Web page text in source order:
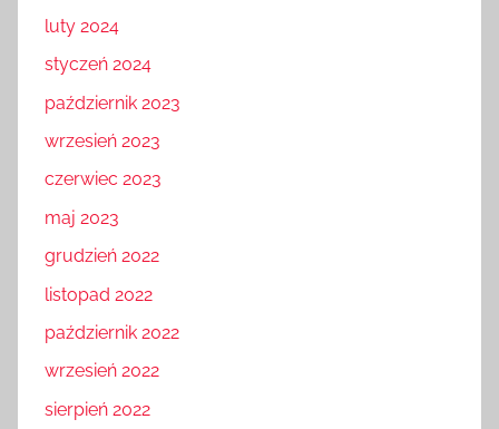
luty 2024
styczeń 2024
październik 2023
wrzesień 2023
czerwiec 2023
maj 2023
grudzień 2022
listopad 2022
październik 2022
wrzesień 2022
sierpień 2022